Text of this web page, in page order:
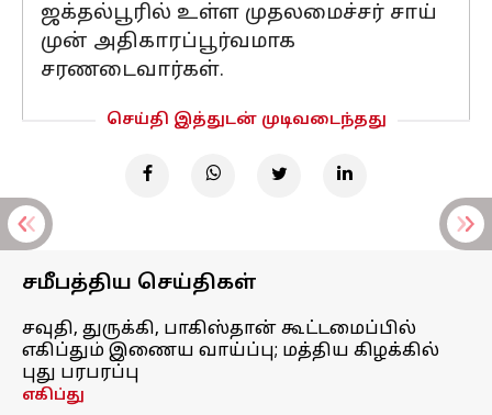
ஜக்தல்பூரில் உள்ள முதலமைச்சர் சாய்
முன் அதிகாரப்பூர்வமாக
சரணடைவார்கள்.
செய்தி இத்துடன் முடிவடைந்தது
சமீபத்திய செய்திகள்
சவுதி, துருக்கி, பாகிஸ்தான் கூட்டமைப்பில்
எகிப்தும் இணைய வாய்ப்பு; மத்திய கிழக்கில்
புது பரபரப்பு
எகிப்து